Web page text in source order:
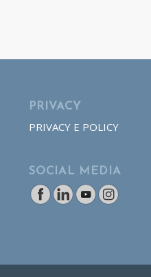
PRIVACY
PRIVACY E POLICY
SOCIAL MEDIA